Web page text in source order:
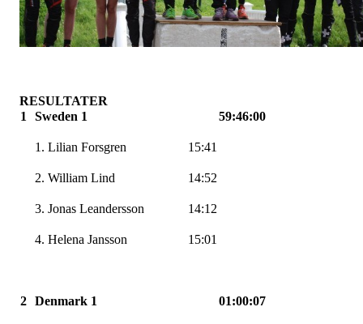
RESULTATER
1
Sweden 1 59:46:00
1. Lilian Forsgren 15:41
2. William Lind 14:52
3. Jonas Leandersson 14:12
4. Helena Jansson 15:01
2 Denmark 1 01:00:07